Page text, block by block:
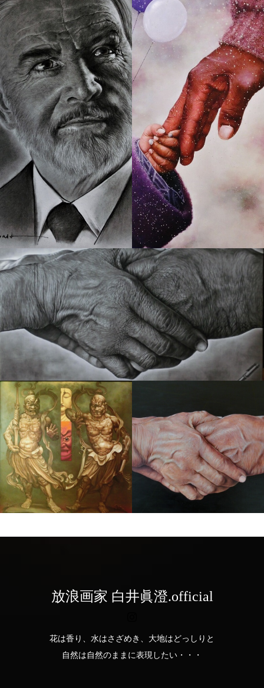
27 スターの記憶 １
12 あ・り・が・と・うⅡ
８ お・で・か・け
放浪画家 白井眞澄.official
花は香り、水はさざめき、大地はどっしりと
自然は自然のままに表現したい・・・